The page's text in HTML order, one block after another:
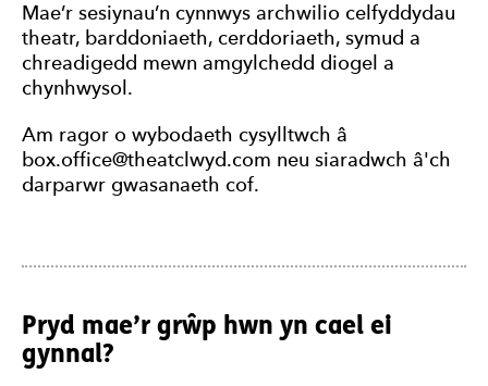
Mae’r sesiynau’n cynnwys archwilio celfyddydau
theatr, barddoniaeth, cerddoriaeth, symud a
chreadigedd mewn amgylchedd diogel a
chynhwysol.
Am ragor o wybodaeth cysylltwch â
box.office@theatclwyd.com neu siaradwch â'ch
darparwr gwasanaeth cof.
Pryd mae’r grŵp hwn yn cael ei
gynnal?